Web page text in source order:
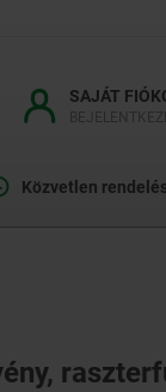
SAJÁT
Közvetlen